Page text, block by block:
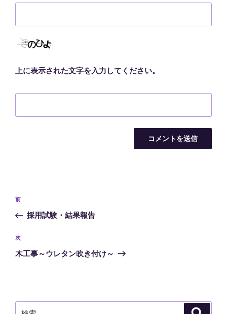
上に表示された文字を入力してください。
投
ナ
ビ
ゲ
ン
前
の
稿
前
採用試験・結果報告
次
の
次
木工事～ウレタン吹き付け～